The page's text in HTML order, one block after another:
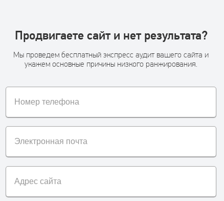
Продвигаете сайт и нет результата?
Мы проведем бесплатный экспресс аудит вашего сайта и
укажем основные причины низкого ранжирования.